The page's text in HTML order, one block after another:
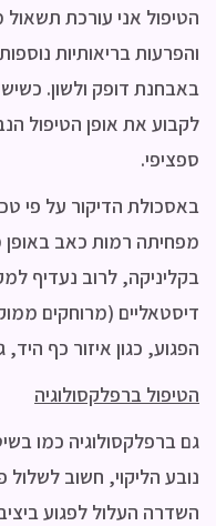
הטיפול אני עורכת תשאול
והפרעות בריאותיות
באבחנת דופק ולשון.
לקבוע את אופן הטיפול
ספציפי.
באסכולת הדיקור על פי
מפחיתה רמות כאב
בקליניקה, לרוב נעדיף
דיסטאליים (מרוחקים
הפגוע, כגון איזור כף היד,
הטיפול ברפלקסולוגיה
גם ברפלקסולוגיה כמו
נובע הליקוי, חשוב לשלול
השדרה העלול לפגוע